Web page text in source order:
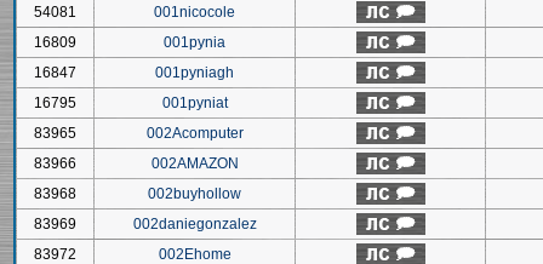
54081
001nicocole
16809
001pynia
16847
001pyniagh
16795
001pyniat
83965
002Acomputer
83966
002AMAZON
83968
002buyhollow
83969
002daniegonzalez
83972
002Ehome